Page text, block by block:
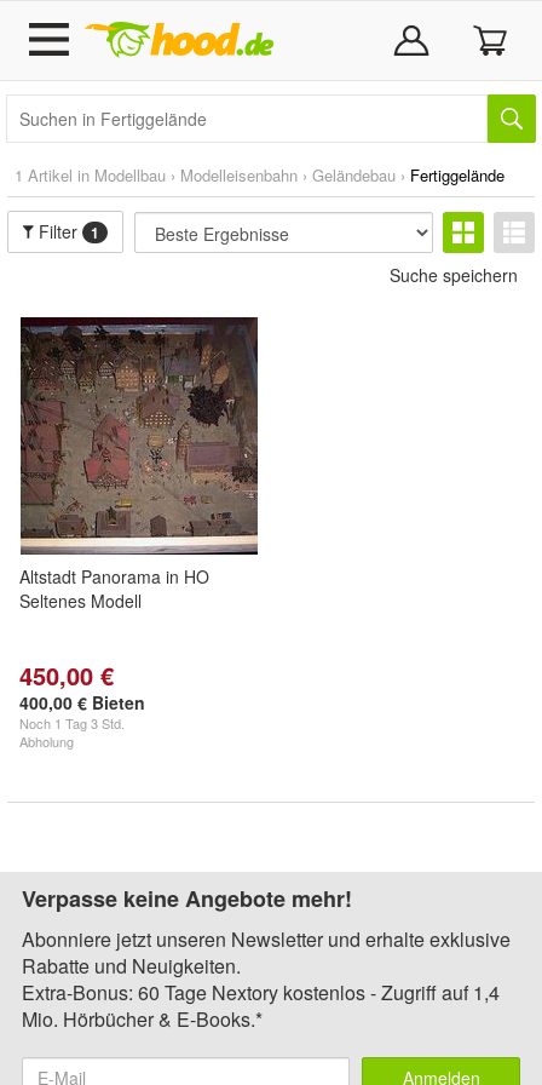
1 Artikel in Modellbau › Modelleisenbahn › Geländebau › Fertiggelände
Filter 1
Suche speichern
Altstadt Panorama in HO
Seltenes Modell
450,00 €
400,00 € Bieten
Noch 1 Tag 3 Std.
Abholung
Verpasse keine Angebote mehr!
Abonniere jetzt unseren Newsletter und erhalte exklusive
Rabatte und Neuigkeiten.
Extra-Bonus: 60 Tage Nextory kostenlos - Zugriff auf 1,4
Mio. Hörbücher & E-Books.*
Anmelden